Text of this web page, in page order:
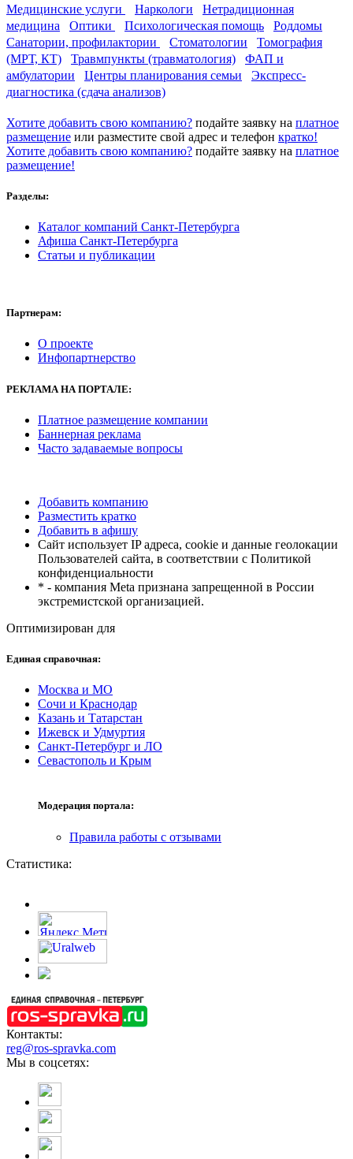
Медицинские услуги
Наркологи
Нетрадиционная
медицина
Оптики Психологическая помощь
Роддомы
Санатории, профилактории
Стоматологии
Томография
(МРТ, КТ)
Травмпункты (травматология)
ФАП и
амбулатории
Центры планирования семьи
Экспресс-
диагностика (сдача анализов)
Хотите добавить свою компанию? подайте заявку на платное
размещение или разместите свой адрес и телефон кратко!
Хотите добавить свою компанию? подайте заявку на платное
размещение!
Разделы:
Каталог компаний Санкт-Петербурга
Афиша Санкт-Петербурга
Статьи и публикации
Партнерам:
О проекте
Инфопартнерство
РЕКЛАМА НА ПОРТАЛЕ:
Платное размещение компании
Баннерная реклама
Часто задаваемые вопросы
Добавить компанию
Разместить кратко
Добавить в афишу
Сайт использует IP адреса, cookie и данные геолокации
Пользователей сайта, в соответствии с Политикой
конфиденциальности
* - компания Meta признана запрещенной в России
экстремистской организацией.
Оптимизирован для
Единая справочная:
Москва и МО
Сочи и Краснодар
Казань и Татарстан
Ижевск и Удмуртия
Санкт-Петербург и ЛО
Севастополь и Крым
Модерация портала:
Правила работы с отзывами
Статистика:
Контакты:
reg@ros-spravka.com
Мы в соцсетях: